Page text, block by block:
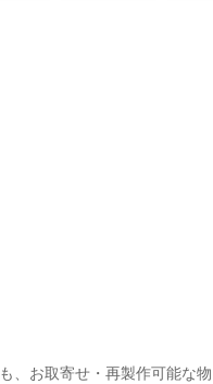
、お取寄せ・再製作可能な